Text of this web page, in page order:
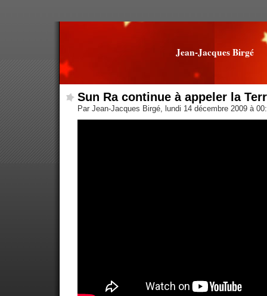
Jean-Jacques Birgé
Sun Ra continue à appeler la
Par Jean-Jacques Birgé, lundi 14 décembre 2009 à